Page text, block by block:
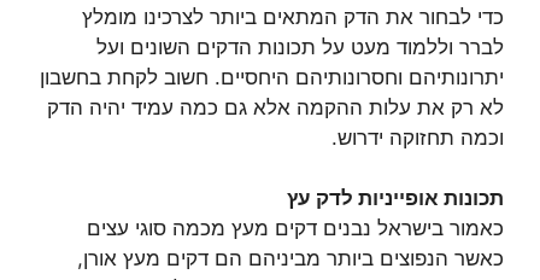
כדי לבחור את הדק המתאים ביותר לצרכינו מומלץ
לברר וללמוד מעט על תכונות הדקים השונים ועל
יתרונותיהם וחסרונותיהם היחסיים. חשוב לקחת בחשבון
לא רק את עלות ההקמה אלא גם כמה עמיד יהיה הדק
וכמה תחזוקה ידרוש.
תכונות אופייניות לדק עץ
כאמור בישראל נבנים דקים מעץ מכמה סוגי עצים
כאשר הנפוצים ביותר מביניהם הם דקים מעץ אורן,